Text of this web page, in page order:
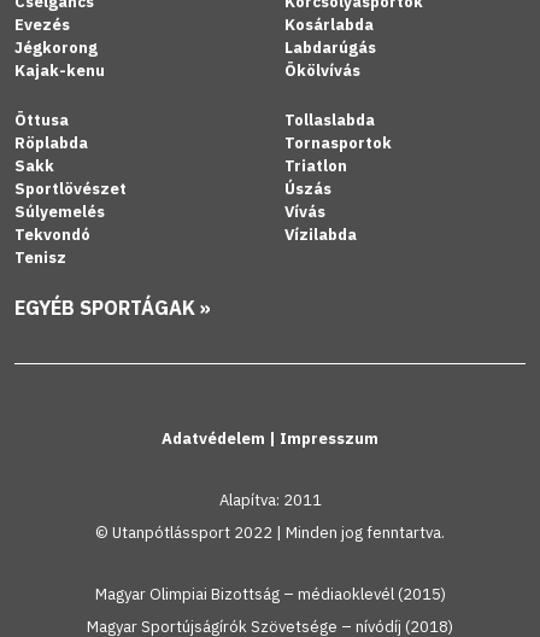
Evezés
Jégkorong
Kajak-kenu
Kosárlabda
Labdarúgás
Ökölvívás
Öttusa
Röplabda
Sakk
Sportlövészet
Súlyemelés
Tekvondó
Tenisz
Tollaslabda
Tornasportok
Triatlon
Úszás
Vívás
Vízilabda
EGYÉB SPORTÁGAK »
Adatvédelem | Impresszum
Alapítva: 2011
© Utanpótlássport 2022 | Minden jog fenntartva.
Magyar Olimpiai Bizottság – médiaoklevél (2015)
Magyar Sportújságírók Szövetsége – nívódíj (2018)